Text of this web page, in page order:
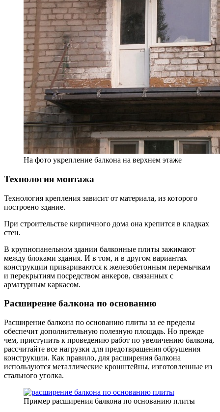
На фото укрепление балкона на верхнем этаже
Технология монтажа
Технология крепления зависит от материала, из которого
построено здание.
При строительстве кирпичного дома она крепится в кладках
стен.
В крупнопанельном здании балконные плиты зажимают
между блоками здания. И в том, и в другом вариантах
конструкции привариваются к железобетонным перемычкам
и перекрытиям посредством анкеров, связанных с
арматурным каркасом.
Расширение балкона по основанию
Расширение балкона по основанию плиты за ее пределы
обеспечит дополнительную полезную площадь. Но прежде
чем, приступить к проведению работ по увеличению балкона,
рассчитайте все нагрузки для предотвращения обрушения
конструкции. Как правило, для расширения балкона
используются металлические кронштейны, изготовленные из
стального уголка.
Пример расширения балкона по основанию плиты